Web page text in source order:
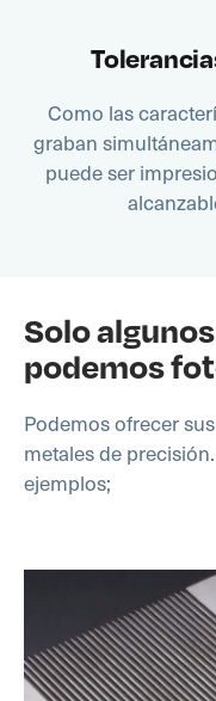
Como las
graban
puede ser
Solo
podemos
Podemos ofrecer
metales de
ejemplos;